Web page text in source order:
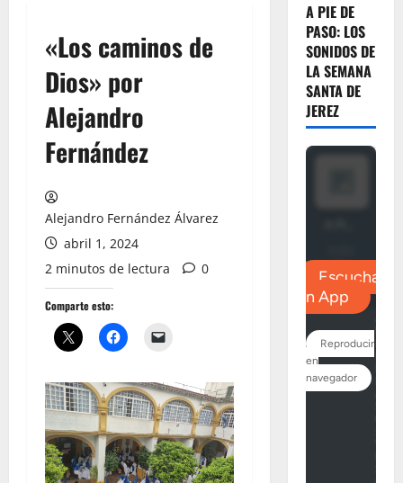
«Los caminos de
Dios» por
Alejandro
Fernández
Alejandro Fernández Álvarez
abril 1, 2024
2 minutos de lectura
0
Comparte esto:
A PIE DE
PASO: LOS
SONIDOS DE
LA SEMANA
SANTA DE
JEREZ